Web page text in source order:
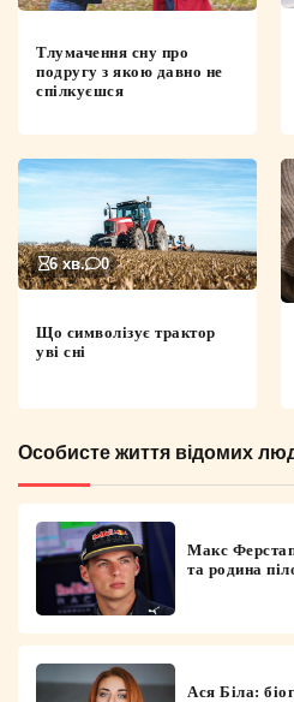
Тлумачення сну про
подругу з якою давно не
спілкуєшся
6 хв. 0
Що символізує трактор
уві сні
Особисте життя відомих
Макс
та родина
Ася Біла: